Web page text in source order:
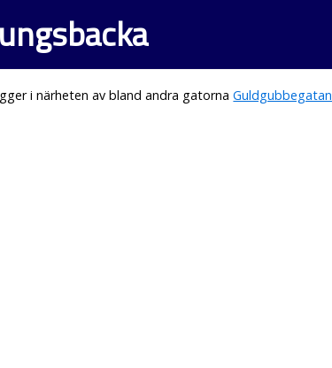
i närheten av bland andra gatornaGuldgubbegatan